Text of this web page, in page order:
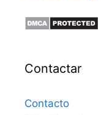
Contactar
Contacto